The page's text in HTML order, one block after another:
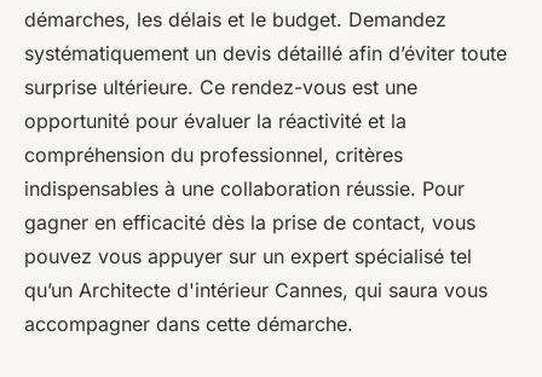
démarches, les délais et le budget. Demandez
systématiquement un devis détaillé afin d’éviter toute
surprise ultérieure. Ce rendez-vous est une
opportunité pour évaluer la réactivité et la
compréhension du professionnel, critères
indispensables à une collaboration réussie. Pour
gagner en efficacité dès la prise de contact, vous
pouvez vous appuyer sur un expert spécialisé tel
qu’un Architecte d'intérieur Cannes, qui saura vous
accompagner dans cette démarche.